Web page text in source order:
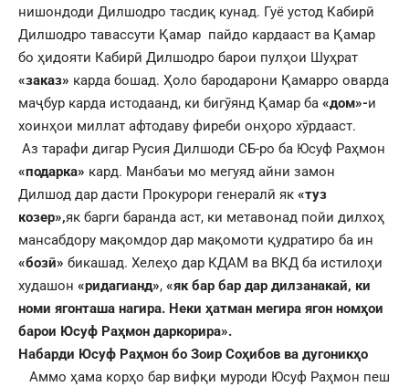
нишондоди Дилшодро тасдиқ кунад. Гуё устод Кабирӣ
Дилшодро тавассути Қамар пайдо кардааст ва Қамар
бо ҳидояти Кабирӣ Дилшодро барои пулҳои Шуҳрат
«заказ» карда бошад. Ҳоло бародарони Қамарро оварда
маҷбур карда истодаанд, ки бигӯянд Қамар ба «дом»-и
хоинҳои миллат афтодаву фиреби онҳоро хӯрдааст.
Аз тарафи дигар Русия Дилшоди СБ-ро ба Юсуф Раҳмон
«подарка» кард. Манбаъи мо мегуяд айни замон
Дилшод дар дасти Прокурори генералӣ як «туз
козер»,як барги баранда аст, ки метавонад пойи дилхоҳ
мансабдору мақомдор дар мақомоти қудратиро ба ин
«бозӣ» бикашад. Хелеҳо дар КДАМ ва ВКД ба истилоҳи
худашон «ридагианд», «як бар бар дар дилзанакай, ки
номи ягонташа нагира. Неки ҳатман мегира ягон номҳои
барои Юсуф Раҳмон даркорира».
Набарди Юсуф Раҳмон бо Зоир Соҳибов ва дугоникҳо
Аммо ҳама корҳо бар вифқи муроди Юсуф Раҳмон пеш